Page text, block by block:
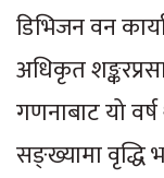
डिभिजन वन
अधिकृत
गणनाबाट यो
सङ्ख्यामा वृद्धि